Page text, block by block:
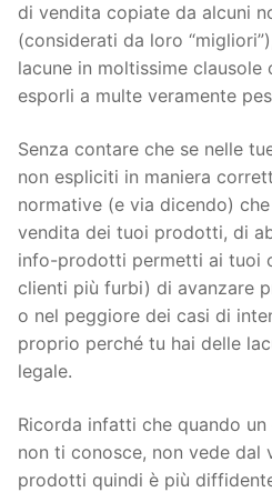
di vendita copiate da alcuni
(considerati da loro
lacune in moltissime clausole
esporli a multe veramente
Senza contare che se nelle
non espliciti in maniera
normative (e via dicendo)
vendita dei tuoi prodotti, di
info-prodotti permetti ai tuoi
clienti più furbi) di avanzare
o nel peggiore dei casi di
proprio perché tu hai delle
legale.
Ricorda infatti che quando
non ti conosce, non vede dal
prodotti quindi è più